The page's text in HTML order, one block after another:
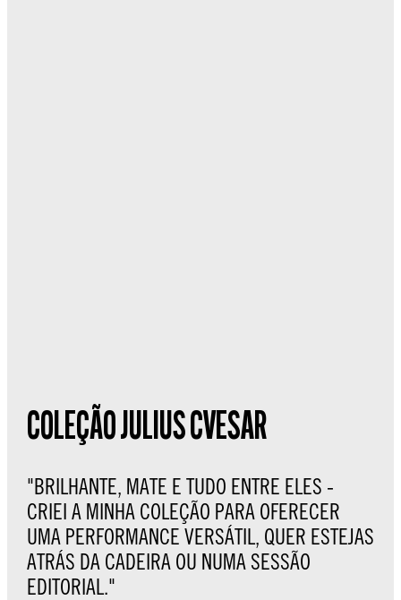
COLEÇÃO JULIUS CVESAR
"BRILHANTE, MATE E TUDO ENTRE ELES -
CRIEI A MINHA COLEÇÃO PARA OFERECER
UMA PERFORMANCE VERSÁTIL, QUER ESTEJAS
ATRÁS DA CADEIRA OU NUMA SESSÃO
EDITORIAL."